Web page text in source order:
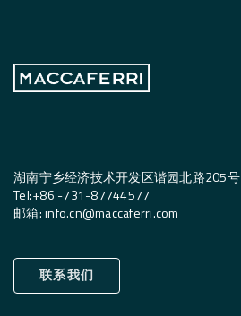
湖南宁乡经济技术开发区谐园北路205号
Tel:+86 -731-87744577
邮箱:info.cn@maccaferri.com
联系我们